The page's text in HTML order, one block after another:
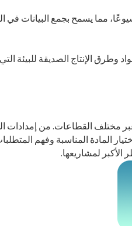
مما يسمح بجمع البيانات في
وطرق الإنتاج الصديقة للبيئة
مختلف القطاعات. من إمدادات
المادة المناسبة وفهم
الأكبر لمشاريعها.